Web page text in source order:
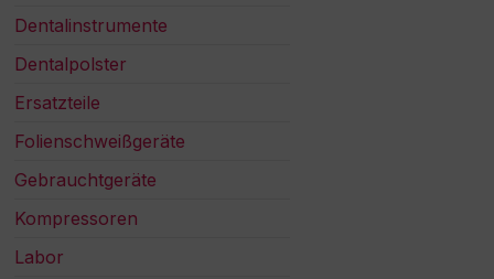
Dentalinstrumente
Dentalpolster
Ersatzteile
Folienschweißgeräte
Gebrauchtgeräte
Kompressoren
Labor